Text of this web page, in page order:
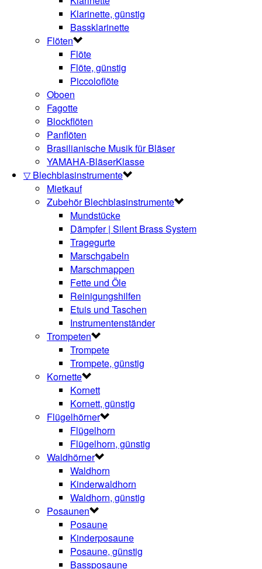
Klarinette, günstig
Bassklarinette
Flöten
Flöte
Flöte, günstig
Piccoloflöte
Oboen
Fagotte
Blockflöten
Panflöten
Brasilianische Musik für Bläser
YAMAHA-BläserKlasse
▽ Blechblasinstrumente
Mietkauf
Zubehör Blechblasinstrumente
Mundstücke
Dämpfer | Silent Brass System
Tragegurte
Marschgabeln
Marschmappen
Fette und Öle
Reinigungshilfen
Etuis und Taschen
Instrumentenständer
Trompeten
Trompete
Trompete, günstig
Kornette
Kornett
Kornett, günstig
Flügelhörner
Flügelhorn
Flügelhorn, günstig
Waldhörner
Waldhorn
Kinderwaldhorn
Waldhorn, günstig
Posaunen
Posaune
Kinderposaune
Posaune, günstig
Bassposaune